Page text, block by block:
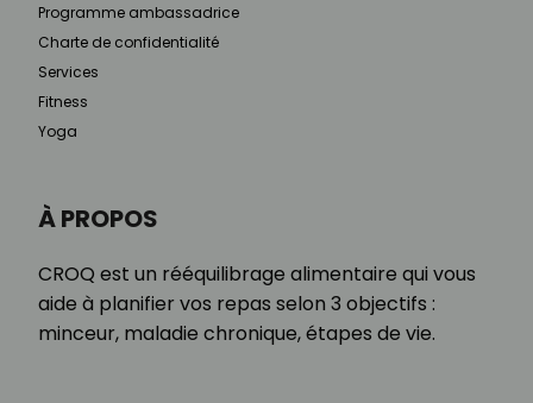
À PROPOS
CROQ est un rééquilibrage alimentaire qui vous
aide à planifier vos repas selon 3 objectifs :
minceur, maladie chronique, étapes de vie.
Programme ambassadrice
Charte de confidentialité
Services
Fitness
Yoga